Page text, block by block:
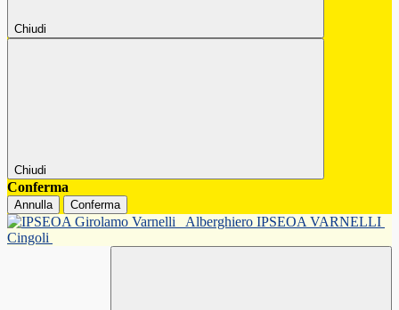
Chiudi
Chiudi
Conferma
Annulla Conferma
Alberghiero IPSEOA VARNELLI
Cingoli